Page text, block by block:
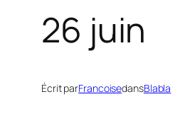
26 juin
Écrit parFrancoisedansBlabla